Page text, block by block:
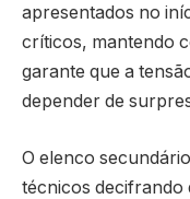
apresentados no
críticos, mantendo
garante que a
depender de
O elenco
técnicos decifrando